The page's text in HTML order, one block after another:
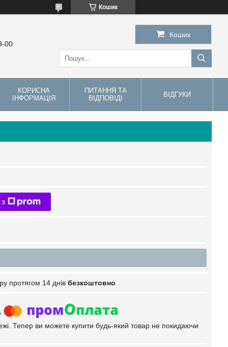
Кошик
00
Кошик
КОРИСНА
ІНФОРМАЦІЯ
ПИТАННЯ ТА
ВІДПОВІДІ
ВІДГУКИ
протягом 14 днів безкоштовно
Тепер ви можете купити будь-який товар не покидаючи